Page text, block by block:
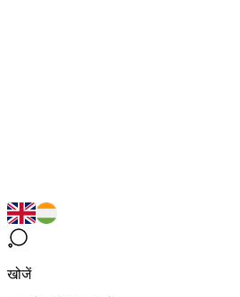
खोजें